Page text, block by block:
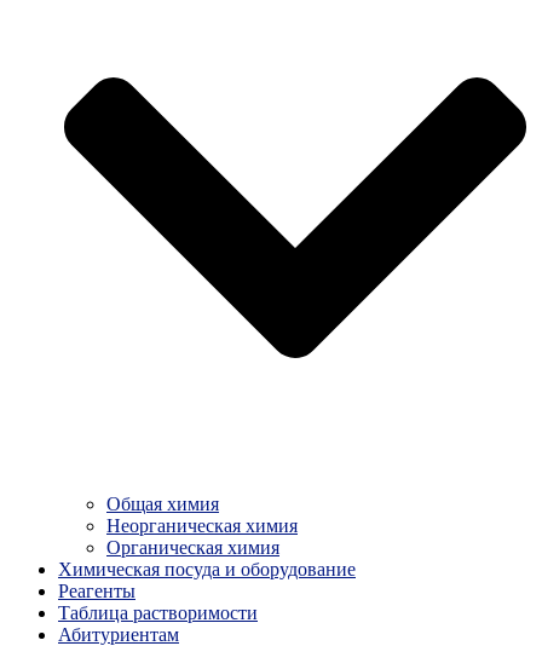
Общая химия
Неорганическая химия
Органическая химия
Химическая посуда и оборудование
Реагенты
Таблица растворимости
Абитуриентам